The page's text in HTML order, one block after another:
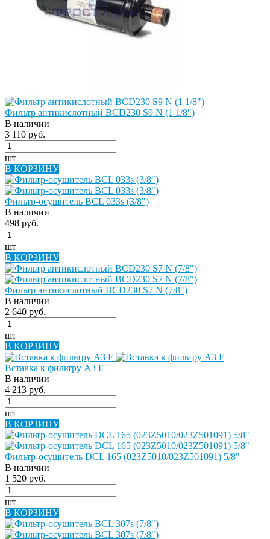
Фильтр антикислотный BCD230 S9 N (1 1/8")
В наличии
3 110 руб.
шт
В КОРЗИНУ
Фильтр-осушитель BCL 033s (3/8")
В наличии
498 руб.
шт
В КОРЗИНУ
Фильтр антикислотный BCD230 S7 N (7/8")
В наличии
2 640 руб.
шт
В КОРЗИНУ
Вставка к фильтру A3 F
В наличии
4 213 руб.
шт
В КОРЗИНУ
Фильтр-осушитель DCL 165 (023Z5010/023Z501091) 5/8"
В наличии
1 520 руб.
шт
В КОРЗИНУ